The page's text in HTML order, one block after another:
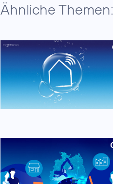
Ähnliche Themen: